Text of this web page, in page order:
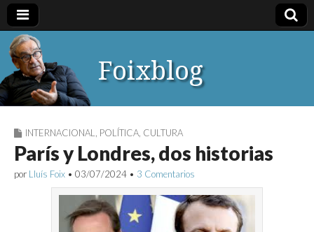
Foixblog
INTERNACIONAL POLÍTICA CULTURA
París y Londres, dos historias
por Lluís Foix • 03/07/2024 • 3 Comentarios